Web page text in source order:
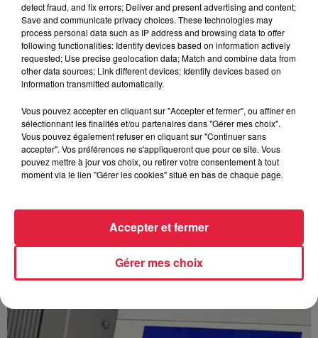
À Hoerdt, de l’eau brune sort des robinets
Depuis plusieurs jours, des habitants de Hoerdt ont vu de
l’eau brune s’écouler de leurs robinets. Face aux
nombreuses interrogations, la municipalité a pris...
detect fraud, and fix errors; Deliver and present advertising and content;
Save and communicate privacy choices. These technologies may
process personal data such as IP address and browsing data to offer
following functionalities: Identify devices based on information actively
requested; Use precise geolocation data; Match and combine data from
other data sources; Link different devices; Identify devices based on
information transmitted automatically.
Vous pouvez accepter en cliquant sur "Accepter et fermer", ou affiner en
sélectionnant les finalités et/ou partenaires dans "Gérer mes choix".
Vous pouvez également refuser en cliquant sur "Continuer sans
accepter". Vos préférences ne s'appliqueront que pour ce site. Vous
pouvez mettre à jour vos choix, ou retirer votre consentement à tout
moment via le lien "Gérer les cookies" situé en bas de chaque page.
Gérer mes choix
Accepter et fermer